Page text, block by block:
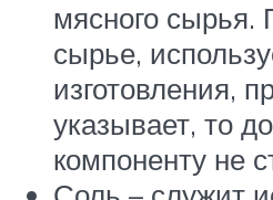
мясного сырья.
сырье,
изготовления,
указывает, то
компоненту не